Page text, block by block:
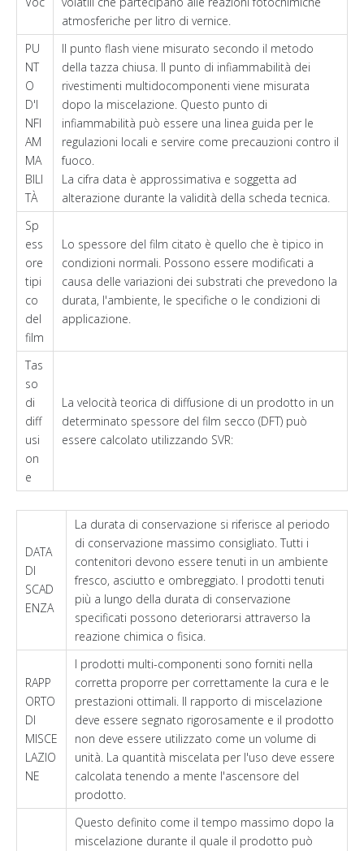
atmosferiche per litro di vernice.
PU
NT
O
D'I
NFI
AM
MA
BILI
TÀ
Il punto flash viene misurato secondo il metodo
della tazza chiusa. Il punto di infiammabilità dei
rivestimenti multidocomponenti viene misurata
dopo la miscelazione. Questo punto di
infiammabilità può essere una linea guida per le
regulazioni locali e servire come precauzioni contro il
fuoco.
La cifra data è approssimativa e soggetta ad
alterazione durante la validità della scheda tecnica.
Sp
ess
ore
tipi
co
del
film
Lo spessore del film citato è quello che è tipico in
condizioni normali. Possono essere modificati a
causa delle variazioni dei substrati che prevedono la
durata, l'ambiente, le specifiche o le condizioni di
applicazione.
Tas
so
di
diff
usi
on
e
La velocità teorica di diffusione di un prodotto in un
determinato spessore del film secco (DFT) può
essere calcolato utilizzando SVR:
DATA
DI
SCAD
ENZA
La durata di conservazione si riferisce al periodo
di conservazione massimo consigliato. Tutti i
contenitori devono essere tenuti in un ambiente
fresco, asciutto e ombreggiato. I prodotti tenuti
più a lungo della durata di conservazione
specificati possono deteriorarsi attraverso la
reazione chimica o fisica.
RAPP
ORTO
DI
MISCE
LAZIO
NE
I prodotti multi-componenti sono forniti nella
corretta proporre per correttamente la cura e le
prestazioni ottimali. Il rapporto di miscelazione
deve essere segnato rigorosamente e il prodotto
non deve essere utilizzato come un volume di
unità. La quantità miscelata per l'uso deve essere
calcolata tenendo a mente l'ascensore del
prodotto.
Questo definito come il tempo massimo dopo la
miscelazione durante il quale il prodotto può